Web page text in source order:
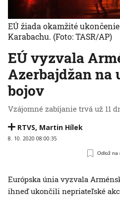
EÚ vyzvala
Azerbajdžan na
bojov
Vzájomné zabíjanie trvá už 11
RTVS, Martin Hílek
8. 10. 2020 08:00:35
Odlož na
EÚ žiada okamžité
Karabachu. (Foto: TASR/AP)
Európska únia vyzvala
ihneď ukončili nepriateľské